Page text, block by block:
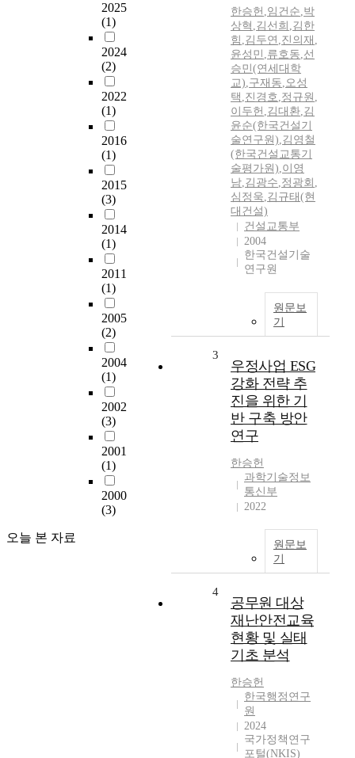
2025
(1)
2024
(2)
2022
(1)
2016
(1)
2015
(3)
2014
(1)
2011
(1)
2005
(2)
2004
(1)
2002
(3)
2001
(1)
2000
(3)
오늘 본 자료
한승헌 ,임건순,박
상혁 ,김선희 ,김한
힘 ,김두연 ,진의재 ,
윤성민 ,류호동,선
승민(연세대학
교),구재동,오성
택 ,진경호,정규원 ,
이두헌 ,김대환,김
윤순(한국건설기
술연구원),김영철
(한국건설교통기
술평가원),이영
남,김광수,정광회 ,
심정욱,김규태(현
대건설)
건설교통부
2004
한국건설기술
연구원
원문보
기
3
우정사업 ESG
강화 전략 추
진을 위한 기
반 구축 방안
연구
한승헌
과학기술정보
통신부
2022
원문보
기
4
공무원 대상
재난안전교육
현황 및 실태
기초 분석
한승헌
한국행정연구
원
2024
국가정책연구
포털(NKIS)